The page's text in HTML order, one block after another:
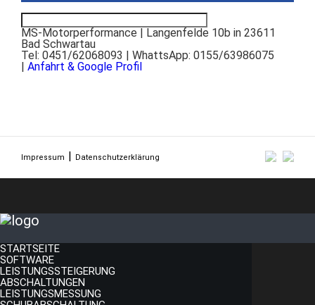
MS-Motorperformance | Langenfelde 10b in 23611
Bad Schwartau
Tel: 0451/62068093 | WhattsApp: 0155/63986075
| Anfahrt & Google Profil
Impressum Datenschutzerklärung
STARTSEITE
SOFTWARE
LEISTUNGSSTEIGERUNG
ABSCHALTUNGEN
LEISTUNGSMESSUNG